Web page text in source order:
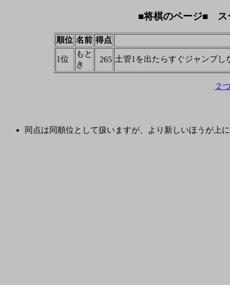
■将棋のページ■ ス
順位 名前 得点
1位
もと
き
265 土管1を出たらすぐジャンプし
２
同点は同順位として扱いますが、より新しいほうが上